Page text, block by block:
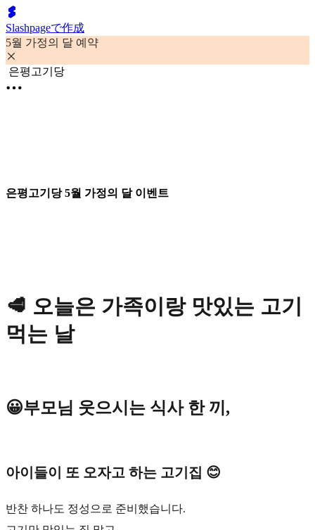
Slashpageで作成
5월 가정의 달 예약
은평고기당
은평고기당 5월 가정의 달 이벤트
🥩 오늘은 가족이랑 맛있는 고기
먹는 날
😀부모님 웃으시는 식사 한 끼,
아이들이 또 오자고 하는 고기집 😊
반찬 하나도 정성으로 준비했습니다.